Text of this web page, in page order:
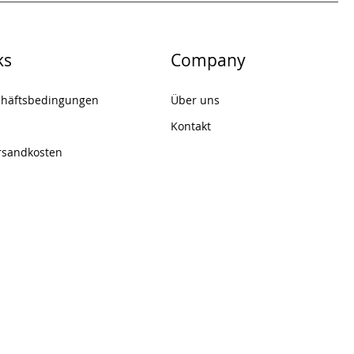
Company
Über uns
Kontakt